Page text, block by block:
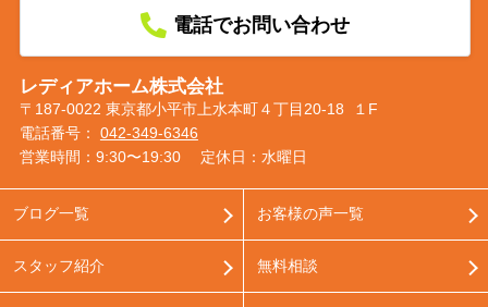
電話でお問い合わせ
レディアホーム株式会社
〒187-0022 東京都小平市上水本町４丁目20-18 １F
電話番号： 042-349-6346
営業時間：9:30〜19:30
定休日：水曜日
ブログ一覧
スタッフ紹介
お客様の声一覧
無料相談